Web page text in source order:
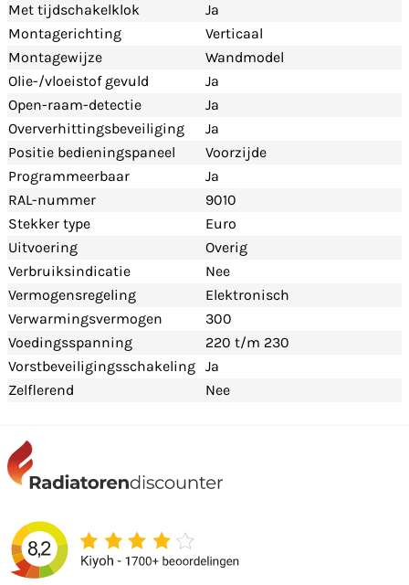
Met tijdschakelklok
Ja
Montagerichting
Verticaal
Montagewijze
Wandmodel
Olie-/vloeistof gevuld
Ja
Open-raam-detectie
Ja
Oververhittingsbeveiliging
Ja
Positie bedieningspaneel
Voorzijde
Programmeerbaar
Ja
RAL-nummer
9010
Stekker type
Euro
Uitvoering
Overig
Verbruiksindicatie
Nee
Vermogensregeling
Elektronisch
Verwarmingsvermogen
300
Voedingsspanning
220 t/m 230
Vorstbeveiligingsschakeling Ja
Zelflerend
Nee